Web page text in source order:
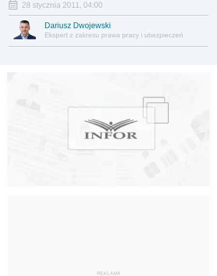
28 stycznia 2011, 04:00
Dariusz Dwojewski
Ekspert z zakresu prawa pracy i ubezpieczeń